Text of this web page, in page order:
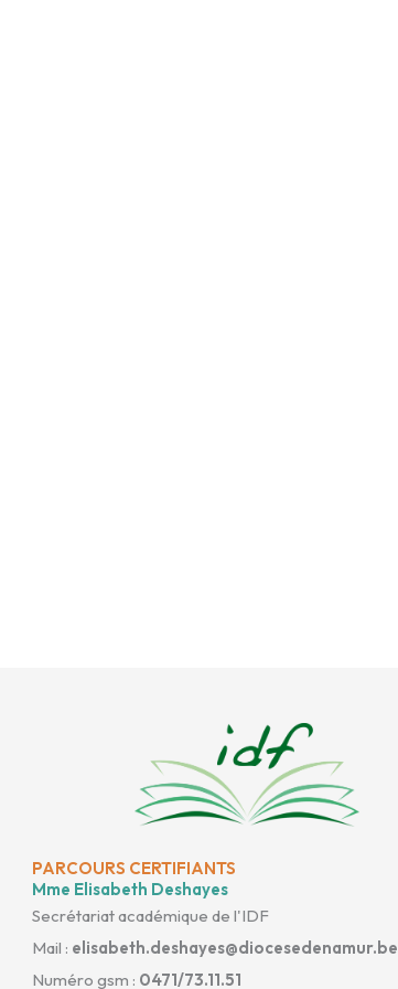
PARCOURS CERTIFIANTS
Mme Elisabeth Deshayes
Secrétariat académique de l'IDF
Mail : elisabeth.deshayes@diocesedenamur.be
Numéro gsm : 0471/73.11.51